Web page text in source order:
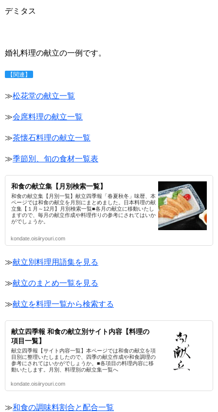
デミタス
婚礼料理の献立の一例です。
【関連】
≫松花堂の献立一覧
≫会席料理の献立一覧
≫茶懐石料理の献立一覧
≫季節別、旬の食材一覧表
和食の献立集【月別検索一覧】
和食の献立集【月別一覧】献立四季報「春夏秋冬」味暦、本
ページでは和食の献立を月別にまとめました。日本料理の献
立集【１月～12月】月別検索一覧■各月の献立に移動いたし
ますので、毎月の献立作成や料理作りの参考にされてはいか
がでしょうか。
kondate.oisiiryouri.com
≫献立別料理用語集を見る
≫献立のまとめ一覧を見る
≫献立を料理一覧から検索する
献立四季報 和食の献立別サイト内容【料理の
項目一覧】
献立四季報【サイト内容一覧】本ページでは和食の献立を項
目別に整理いたしましたので、四季の献立作成や和食調理の
参考にされてはいかがでしょうか。■各項目の料理内容に移
動いたします。月別、料理別の献立集一覧へ
kondate.oisiiryouri.com
≫和食の調味料割合と配合一覧